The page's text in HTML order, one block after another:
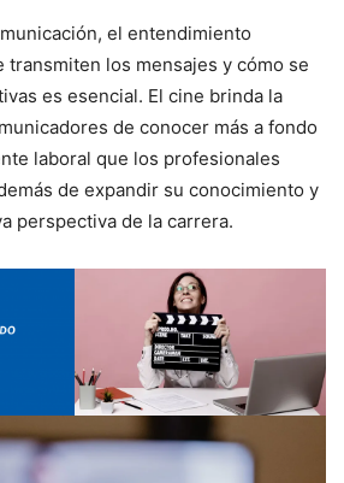
el entendimiento
transmiten los mensajes y cómo se
es esencial. El cine brinda la
de conocer más a fondo
laboral que los profesionales
de expandir su conocimiento y
perspectiva de la carrera.